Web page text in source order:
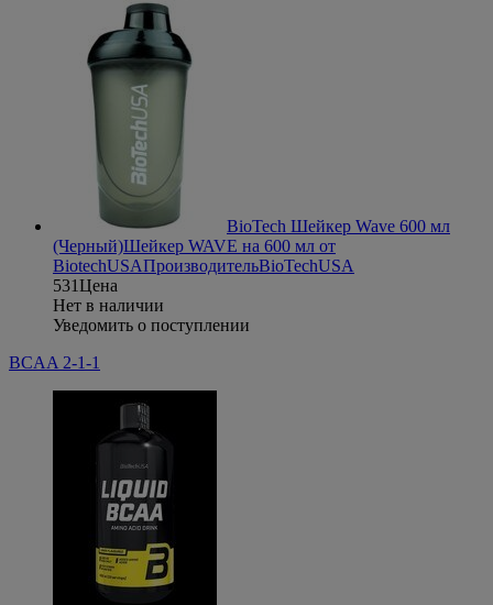
BioTech Шейкер Wave 600 мл
(Черный)Шейкер WAVE на 600 мл от
BiotechUSAПроизводительBioTechUSA
531Цена
Нет в наличии
Уведомить о поступлении
BCAA 2-1-1